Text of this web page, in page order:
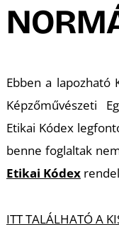
Ebben a lapozható
Képzőművészeti
Etikai Kódex
benne foglaltak
Etikai Kódex
ITT TALÁLHATÓ A